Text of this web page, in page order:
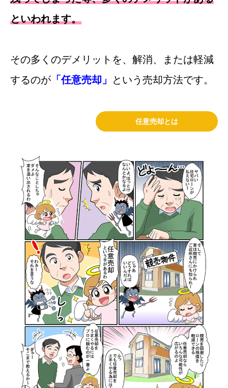
といわれます。
その多くのデメリットを、解消、または軽減
するのが 「任意売却」 という売却方法です。
任意売却とは